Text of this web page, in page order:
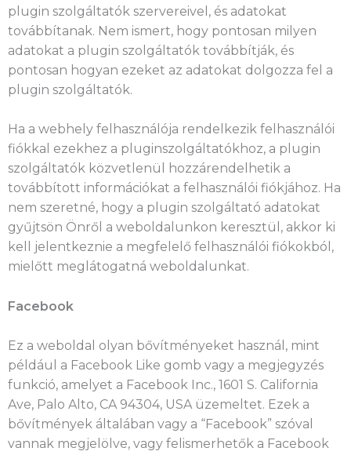
plugin szolgáltatók szervereivel, és adatokat
továbbítanak. Nem ismert, hogy pontosan milyen
adatokat a plugin szolgáltatók továbbítják, és
pontosan hogyan ezeket az adatokat dolgozza fel a
plugin szolgáltatók.
Ha a webhely felhasználója rendelkezik felhasználói
fiókkal ezekhez a pluginszolgáltatókhoz, a plugin
szolgáltatók közvetlenül hozzárendelhetik a
továbbított információkat a felhasználói fiókjához. Ha
nem szeretné, hogy a plugin szolgáltató adatokat
gyűjtsön Önről a weboldalunkon keresztül, akkor ki
kell jelentkeznie a megfelelő felhasználói fiókokból,
mielőtt meglátogatná weboldalunkat.
Facebook
Ez a weboldal olyan bővítményeket használ, mint
például a Facebook Like gomb vagy a megjegyzés
funkció, amelyet a Facebook Inc., 1601 S. California
Ave, Palo Alto, CA 94304, USA üzemeltet. Ezek a
bővítmények általában vagy a “Facebook” szóval
vannak megjelölve, vagy felismerhetők a Facebook